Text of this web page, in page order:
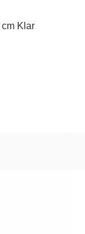
cm Klar